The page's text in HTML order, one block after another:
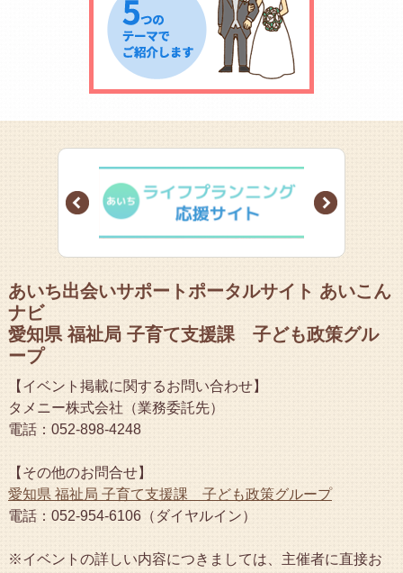
Prev Next
あいち出会いサポートポータルサイト あいこん
ナビ
愛知県 福祉局 子育て支援課 子ども政策グル
ープ
【イベント掲載に関するお問い合わせ】
タメニー株式会社（業務委託先）
電話：052-898-4248
【その他のお問合せ】
愛知県 福祉局 子育て支援課 子ども政策グループ
電話：052-954-6106（ダイヤルイン）
※イベントの詳しい内容につきましては、主催者に直接お